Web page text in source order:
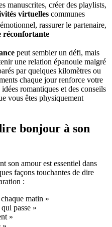
manuscrites, créer des playlists,
virtuelles communes
rassurer le partenaire,
réconfortante
peut sembler un défi, mais
une relation épanouie malgré
par quelques kilomètres ou
chaque jour renforce votre
romantiques et des conseils
vous êtes physiquement
bonjour à son
son amour est essentiel dans
façons touchantes de dire
:
matin »
passe »
»